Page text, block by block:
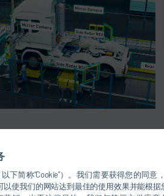
下简称“Cookie”）。我们需要获得您的同意
使我们的网站达到最佳的使用效果并能根